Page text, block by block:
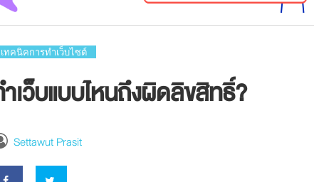
เทคนิคการทำเว็บไซต์
เว็บแบบไหนถึงผิดลิขสิทธิ์?
Settawut Prasit